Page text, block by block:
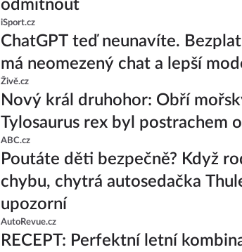
odmítnout
iSport.cz
ChatGPT teď neunavíte.
má neomezený chat a lepší
Živě.cz
Nový král druhohor: Obří
Tylosaurus rex byl postrachem
ABC.cz
Poutáte děti bezpečně? Když
chybu, chytrá autosedačka
upozorní
AutoRevue.cz
RECEPT: Perfektní letní